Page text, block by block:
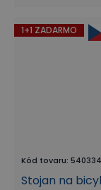
1+1 ZADARMO
Kód tovaru: 540334
Stojan na